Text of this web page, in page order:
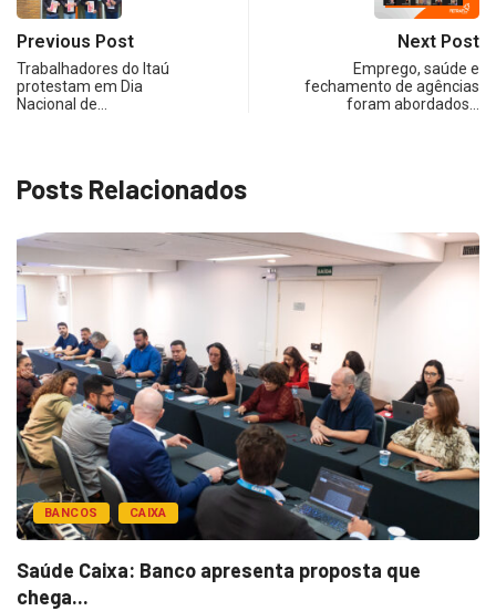
Previous Post
Trabalhadores do Itaú
protestam em Dia
Nacional de…
Next Post
Emprego, saúde e
fechamento de agências
foram abordados…
Posts Relacionados
BANCOS CAIXA
Saúde Caixa: Banco apresenta proposta que
chega...